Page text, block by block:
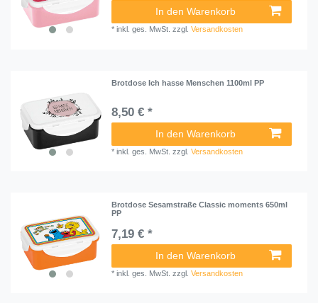
In den Warenkorb
*inkl. ges. MwSt. zzgl.Versandkosten
Brotdose Ich hasse Menschen 1100ml PP
8,50 € *
In den Warenkorb
*inkl. ges. MwSt. zzgl.Versandkosten
Brotdose Sesamstraße Classic moments 650ml
PP
7,19 € *
In den Warenkorb
*inkl. ges. MwSt. zzgl.Versandkosten